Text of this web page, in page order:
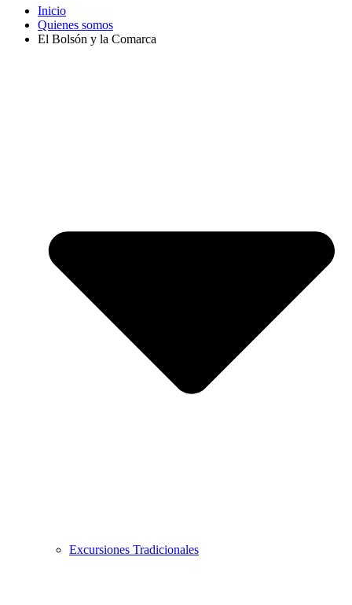
Inicio
Quienes somos
El Bolsón y la Comarca
Excursiones Tradicionales